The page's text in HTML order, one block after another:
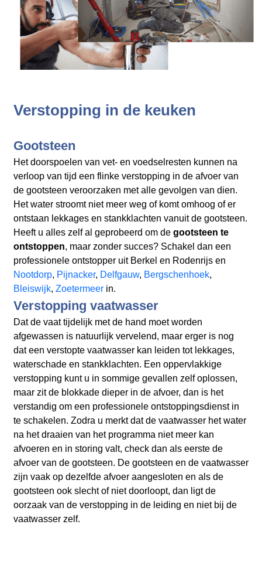
Verstopping in de keuken
Gootsteen
Het doorspoelen van vet- en voedselresten kunnen na
verloop van tijd een flinke verstopping in de afvoer van
de gootsteen veroorzaken met alle gevolgen van dien.
Het water stroomt niet meer weg of komt omhoog of er
ontstaan lekkages en stankklachten vanuit de gootsteen.
Heeft u alles zelf al geprobeerd om de gootsteen te
ontstoppen, maar zonder succes? Schakel dan een
professionele ontstopper uit Berkel en Rodenrijs en
Nootdorp, Pijnacker, Delfgauw, Bergschenhoek,
Bleiswijk, Zoetermeerin.
Verstopping vaatwasser
Dat de vaat tijdelijk met de hand moet worden
afgewassen is natuurlijk vervelend, maar erger is nog
dat een verstopte vaatwasser kan leiden tot lekkages,
waterschade en stankklachten. Een oppervlakkige
verstopping kunt u in sommige gevallen zelf oplossen,
maar zit de blokkade dieper in de afvoer, dan is het
verstandig om een professionele ontstoppingsdienst in
te schakelen. Zodra u merkt dat de vaatwasser het water
na het draaien van het programma niet meer kan
afvoeren en in storing valt, check dan als eerste de
afvoer van de gootsteen. De gootsteen en de vaatwasser
zijn vaak op dezelfde afvoer aangesloten en als de
gootsteen ook slecht of niet doorloopt, dan ligt de
oorzaak van de verstopping in de leiding en niet bij de
vaatwasser zelf.